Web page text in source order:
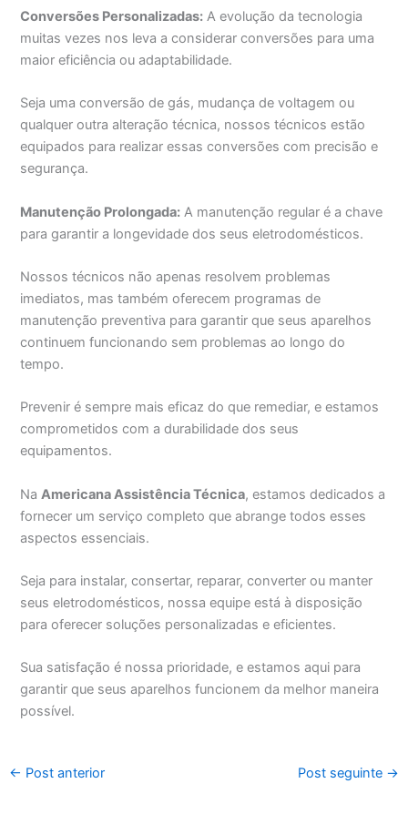
Conversões Personalizadas: A evolução da tecnologia
muitas vezes nos leva a considerar conversões para uma
maior eficiência ou adaptabilidade.
Seja uma conversão de gás, mudança de voltagem ou
qualquer outra alteração técnica, nossos técnicos estão
equipados para realizar essas conversões com precisão e
segurança.
Manutenção Prolongada: A manutenção regular é a chave
para garantir a longevidade dos seus eletrodomésticos.
Nossos técnicos não apenas resolvem problemas
imediatos, mas também oferecem programas de
manutenção preventiva para garantir que seus aparelhos
continuem funcionando sem problemas ao longo do
tempo.
Prevenir é sempre mais eficaz do que remediar, e estamos
comprometidos com a durabilidade dos seus
equipamentos.
Na Americana Assistência Técnica, estamos dedicados a
fornecer um serviço completo que abrange todos esses
aspectos essenciais.
Seja para instalar, consertar, reparar, converter ou manter
seus eletrodomésticos, nossa equipe está à disposição
para oferecer soluções personalizadas e eficientes.
Sua satisfação é nossa prioridade, e estamos aqui para
garantir que seus aparelhos funcionem da melhor maneira
possível.
← Post anterior Post seguinte →